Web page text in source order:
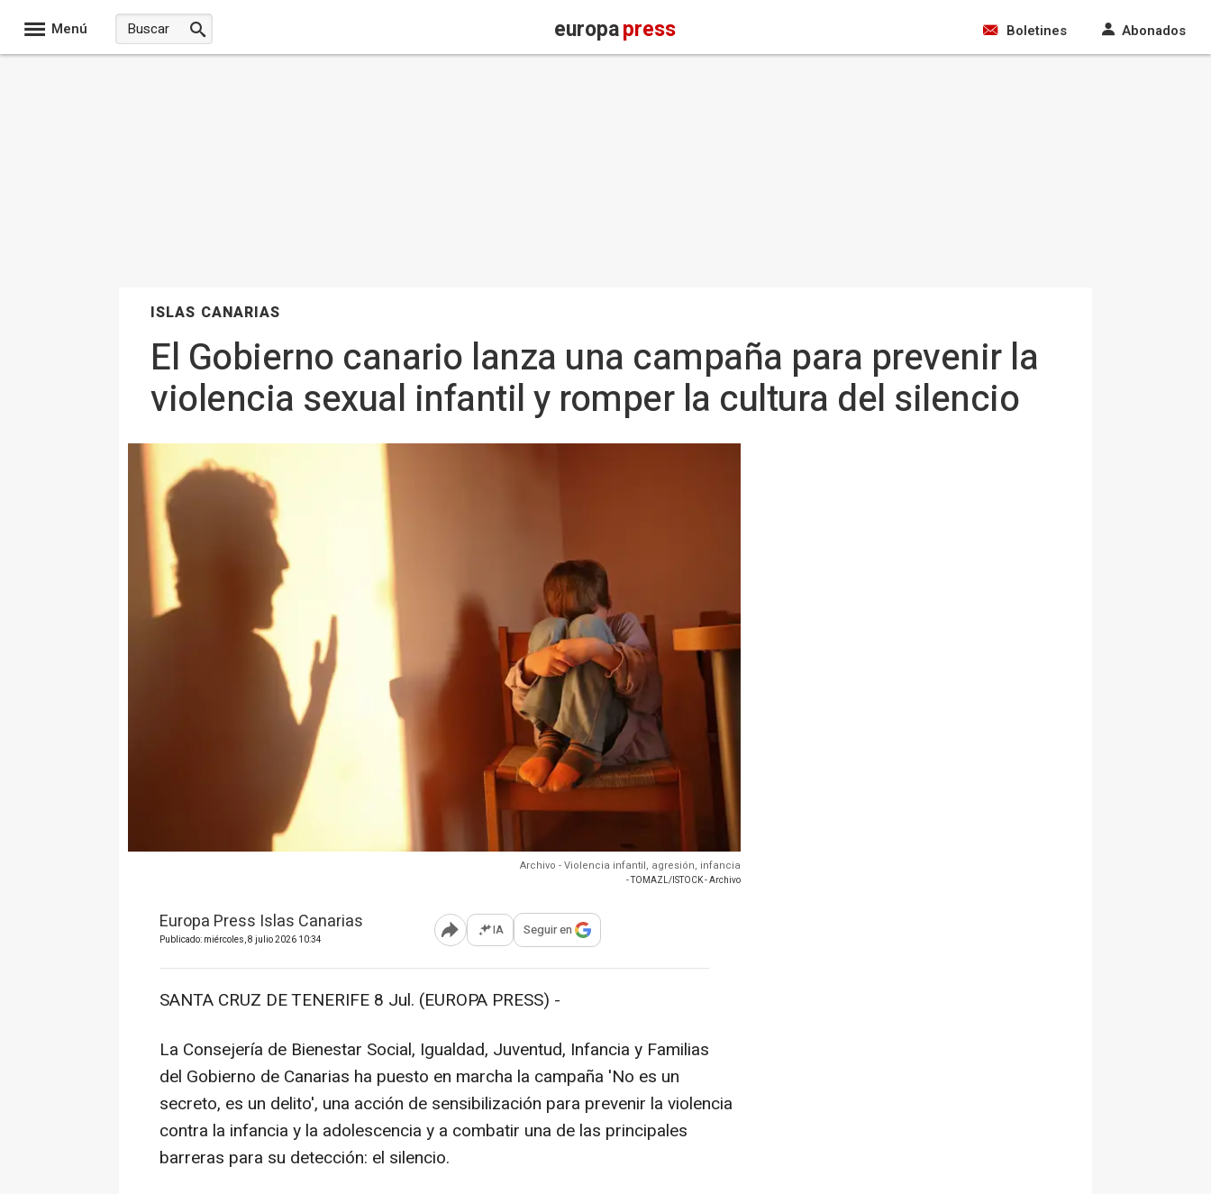
Menú europapress Boletines Abonados
ISLAS CANARIAS
El Gobierno canario lanza una campaña para prevenir la
violencia sexual infantil y romper la cultura del silencio
Archivo - Violencia infantil, agresión, infancia
- TOMAZL/ISTOCK - Archivo
Europa Press Islas Canarias
Publicado: miércoles, 8 julio 2026 10:34 Abrir opciones para compartir
IA Seguir en
SANTA CRUZ DE TENERIFE 8 Jul. (EUROPA PRESS) -
La Consejería de Bienestar Social, Igualdad, Juventud, Infancia y Familias
del Gobierno de Canarias ha puesto en marcha la campaña 'No es un
secreto, es un delito', una acción de sensibilización para prevenir la violencia
contra la infancia y la adolescencia y a combatir una de las principales
barreras para su detección: el silencio.